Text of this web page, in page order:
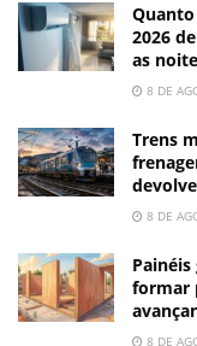
2026
as
8 DE
Trens
8 DE
formar
8 DE